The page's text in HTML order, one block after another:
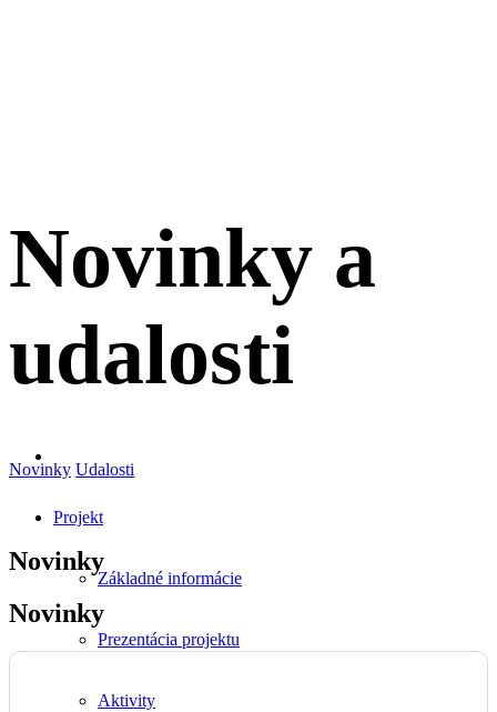
Projekt
Základné informácie
Prezentácia projektu
Aktivity
Novinky a
udalosti
Novinky Udalosti
Novinky
Novinky